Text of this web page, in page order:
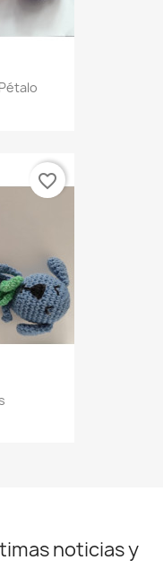
favorite_border
noticias y